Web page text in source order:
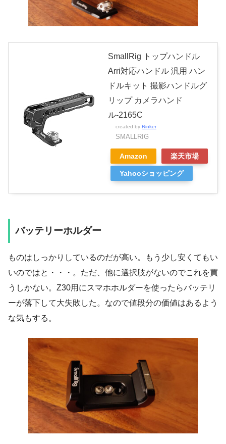
SmallRig トップハンドル
Arri対応ハンドル 汎用 ハン
ドルキット 撮影ハンドルグ
リップ カメラハンド
ル-2165C
created by Rinker
SMALLRIG
Amazon 楽天市場
Yahooショッピング
バッテリーホルダー
ものはしっかりしているのだが高い。もう少し安くてもい
いのではと・・・。ただ、他に選択肢がないのでこれを買
うしかない。Z30用にスマホホルダーを使ったらバッテリ
ーが落下して大失敗した。なので値段分の価値はあるよう
な気もする。